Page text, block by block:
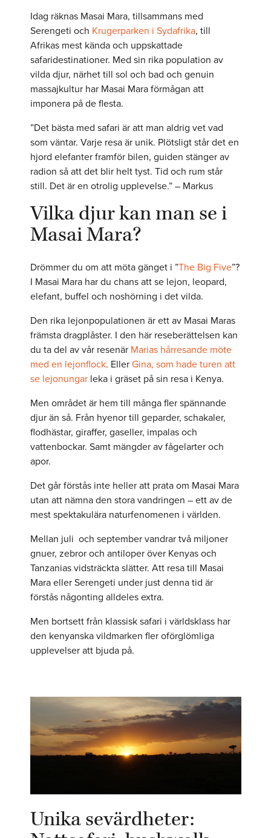
Idag räknas Masai Mara, tillsammans med
Serengeti och Krugerparken i Sydafrika, till
Afrikas mest kända och uppskattade
safaridestinationer. Med sin rika population av
vilda djur, närhet till sol och bad och genuin
massajkultur har Masai Mara förmågan att
imponera på de flesta.
”Det bästa med safari är att man aldrig vet vad
som väntar. Varje resa är unik. Plötsligt står det en
hjord elefanter framför bilen, guiden stänger av
radion så att det blir helt tyst. Tid och rum står
still. Det är en otrolig upplevelse.” – Markus
Vilka djur kan man se i
Masai Mara?
Drömmer du om att möta gänget i ”The Big Five”?
I Masai Mara har du chans att se lejon, leopard,
elefant, buffel och noshörning i det vilda.
Den rika lejonpopulationen är ett av Masai Maras
främsta dragplåster. I den här reseberättelsen kan
du ta del av vår resenär Marias hårresande möte
med en lejonflock. EllerGina, som hade turen att
se lejonungarleka i gräset på sin resa i Kenya.
Men området är hem till många fler spännande
djur än så. Från hyenor till geparder, schakaler,
flodhästar, giraffer, gaseller, impalas och
vattenbockar. Samt mängder av fågelarter och
apor.
Det går förstås inte heller att prata om Masai Mara
utan att nämna den stora vandringen – ett av de
mest spektakulära naturfenomenen i världen.
Mellan juli och september vandrar två miljoner
gnuer, zebror och antiloper över Kenyas och
Tanzanias vidsträckta slätter. Att resa till Masai
Mara eller Serengeti under just denna tid är
förstås någonting alldeles extra.
Men bortsett från klassisk safari i världsklass har
den kenyanska vildmarken fler oförglömliga
upplevelser att bjuda på.
Unika sevärdheter: